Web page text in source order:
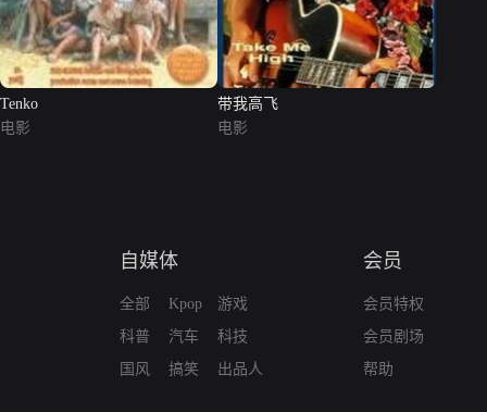
Tenko
电影
带我高飞
电影
自媒体
全部
科普
国风
Kpop
汽车
搞笑
游戏
科技
出品人
会员
会员特权
会员剧场
帮助